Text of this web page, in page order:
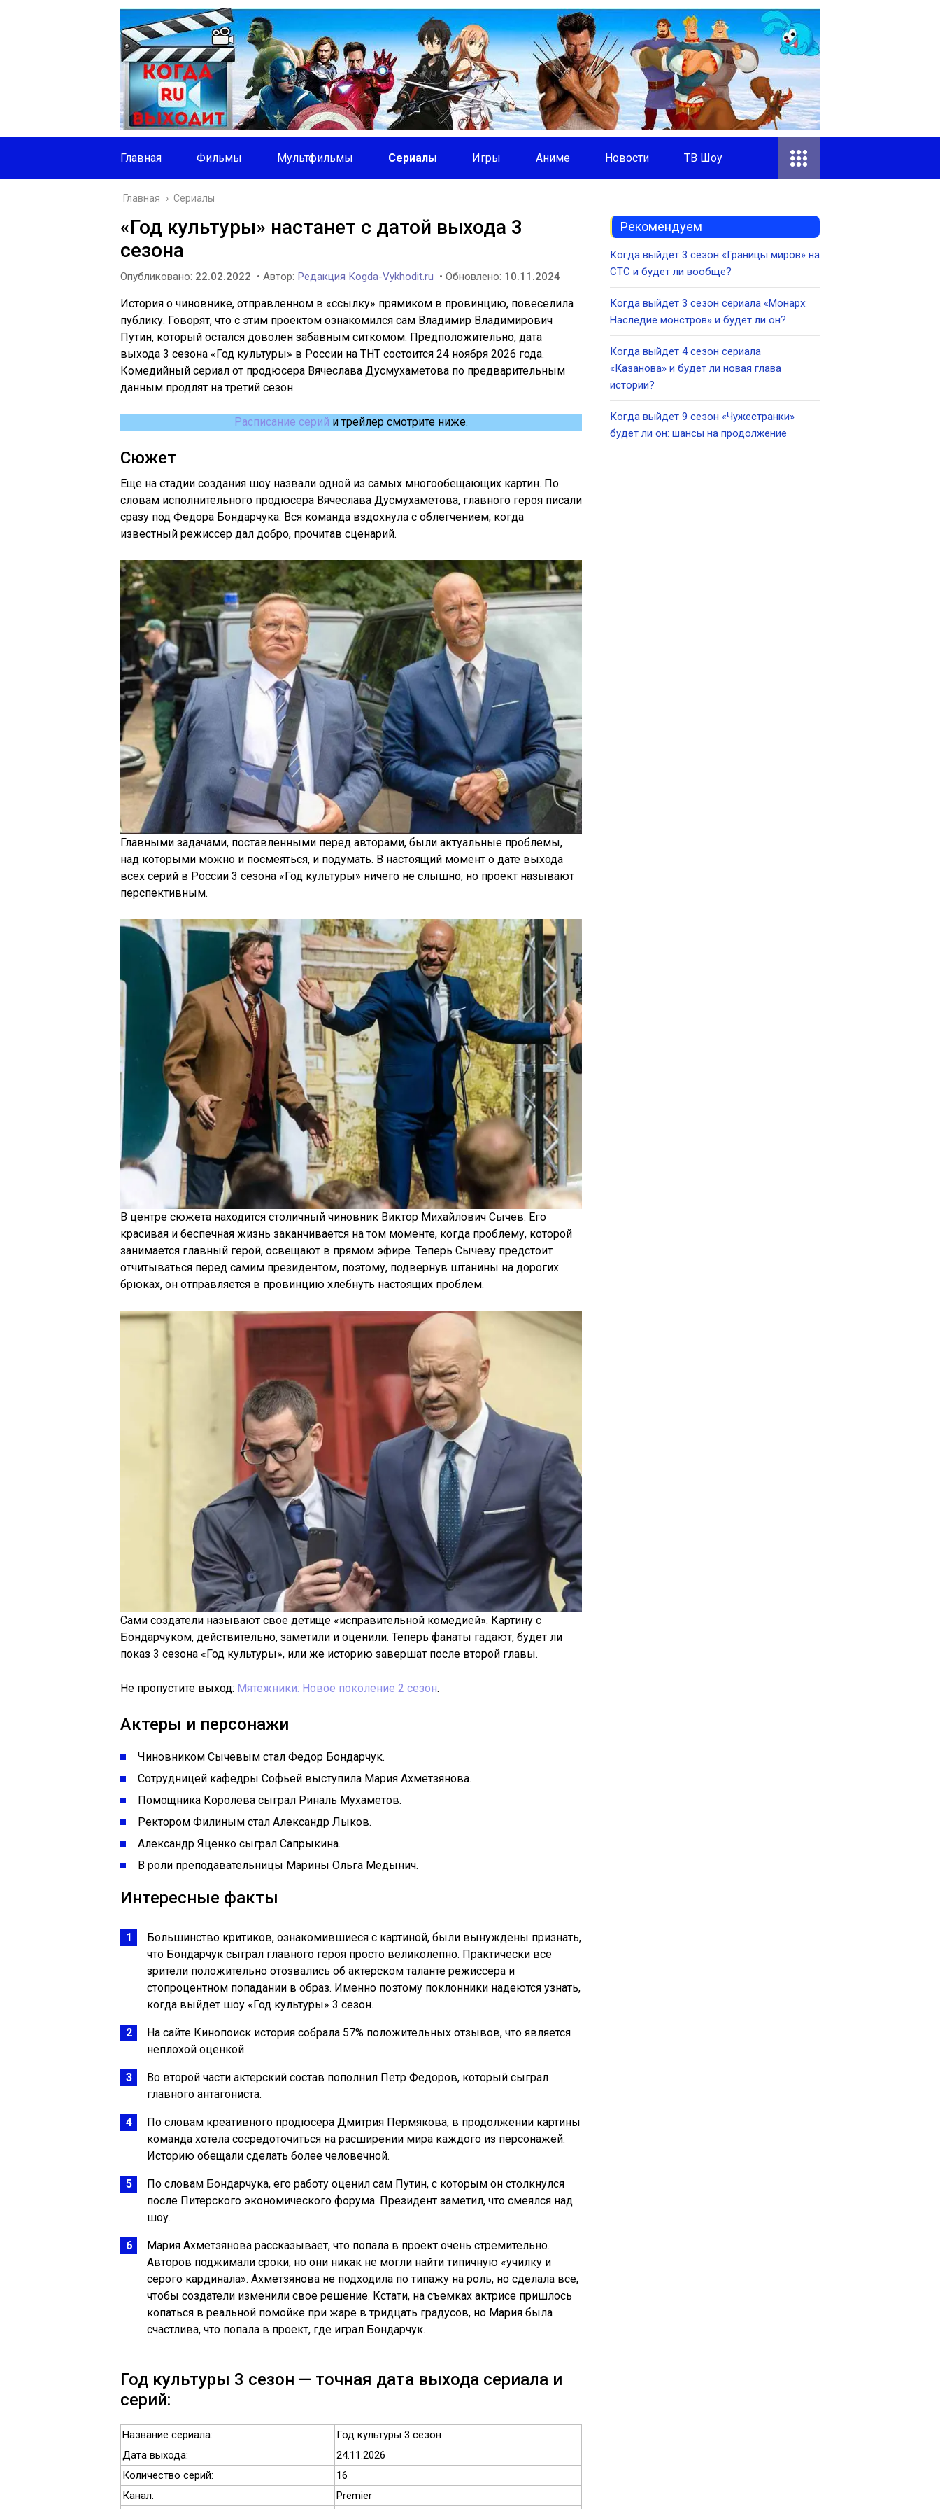
Главная Фильмы Мультфильмы Сериалы Игры Аниме Новости ТВ Шоу
Главная › Сериалы
«Год культуры» настанет с датой выхода 3
сезона
Опубликовано: 22.02.2022 • Автор: Редакция Kogda-Vykhodit.ru • Обновлено: 10.11.2024
История о чиновнике, отправленном в «ссылку» прямиком в провинцию, повеселила
публику. Говорят, что с этим проектом ознакомился сам Владимир Владимирович
Путин, который остался доволен забавным ситкомом. Предположительно, дата
выхода 3 сезона «Год культуры» в России на ТНТ состоится 24 ноября 2026 года.
Комедийный сериал от продюсера Вячеслава Дусмухаметова по предварительным
данным продлят на третий сезон.
Расписание серий и трейлер смотрите ниже.
Сюжет
Еще на стадии создания шоу назвали одной из самых многообещающих картин. По
словам исполнительного продюсера Вячеслава Дусмухаметова, главного героя писали
сразу под Федора Бондарчука. Вся команда вздохнула с облегчением, когда
известный режиссер дал добро, прочитав сценарий.
Главными задачами, поставленными перед авторами, были актуальные проблемы,
над которыми можно и посмеяться, и подумать. В настоящий момент о дате выхода
всех серий в России 3 сезона «Год культуры» ничего не слышно, но проект называют
перспективным.
В центре сюжета находится столичный чиновник Виктор Михайлович Сычев. Его
красивая и беспечная жизнь заканчивается на том моменте, когда проблему, которой
занимается главный герой, освещают в прямом эфире. Теперь Сычеву предстоит
отчитываться перед самим президентом, поэтому, подвернув штанины на дорогих
брюках, он отправляется в провинцию хлебнуть настоящих проблем.
Сами создатели называют свое детище «исправительной комедией». Картину с
Бондарчуком, действительно, заметили и оценили. Теперь фанаты гадают, будет ли
показ 3 сезона «Год культуры», или же историю завершат после второй главы.
Не пропустите выход: Мятежники: Новое поколение 2 сезон.
Актеры и персонажи
Чиновником Сычевым стал Федор Бондарчук.
Сотрудницей кафедры Софьей выступила Мария Ахметзянова.
Помощника Королева сыграл Риналь Мухаметов.
Ректором Филиным стал Александр Лыков.
Александр Яценко сыграл Сапрыкина.
В роли преподавательницы Марины Ольга Медынич.
Интересные факты
Большинство критиков, ознакомившиеся с картиной, были вынуждены признать,
что Бондарчук сыграл главного героя просто великолепно. Практически все
зрители положительно отозвались об актерском таланте режиссера и
стопроцентном попадании в образ. Именно поэтому поклонники надеются узнать,
когда выйдет шоу «Год культуры» 3 сезон.
На сайте Кинопоиск история собрала 57% положительных отзывов, что является
неплохой оценкой.
Во второй части актерский состав пополнил Петр Федоров, который сыграл
главного антагониста.
По словам креативного продюсера Дмитрия Пермякова, в продолжении картины
команда хотела сосредоточиться на расширении мира каждого из персонажей.
Историю обещали сделать более человечной.
По словам Бондарчука, его работу оценил сам Путин, с которым он столкнулся
после Питерского экономического форума. Президент заметил, что смеялся над
шоу.
Мария Ахметзянова рассказывает, что попала в проект очень стремительно.
Авторов поджимали сроки, но они никак не могли найти типичную «училку и
серого кардинала». Ахметзянова не подходила по типажу на роль, но сделала все,
чтобы создатели изменили свое решение. Кстати, на съемках актрисе пришлось
копаться в реальной помойке при жаре в тридцать градусов, но Мария была
счастлива, что попала в проект, где играл Бондарчук.
Год культуры 3 сезон — точная дата выхода сериала и
серий:
Название сериала:
Год культуры 3 сезон
Дата выхода:
24.11.2026
Количество серий:
16
Канал:
Premier
Рекомендуем
Когда выйдет 3 сезон «Границы миров» на
СТС и будет ли вообще?
Когда выйдет 3 сезон сериала «Монарх:
Наследие монстров» и будет ли он?
Когда выйдет 4 сезон сериала
«Казанова» и будет ли новая глава
истории?
Когда выйдет 9 сезон «Чужестранки»
будет ли он: шансы на продолжение